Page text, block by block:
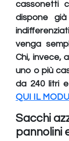
cassonetti
dispone
venga
Chi, invece,
uno o più
da 240 litri
QUI IL
Sacchi
pannolini